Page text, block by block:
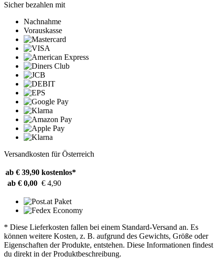
Sicher bezahlen mit
Nachnahme
Vorauskasse
Versandkosten für Österreich
ab € 39,90 kostenlos*
ab € 0,00 € 4,90
* Diese Lieferkosten fallen bei einem Standard-Versand an. Es
können weitere Kosten, z. B. aufgrund des Gewichts, Größe oder
Eigenschaften der Produkte, entstehen. Diese Informationen findest
du direkt in der Produktbeschreibung.